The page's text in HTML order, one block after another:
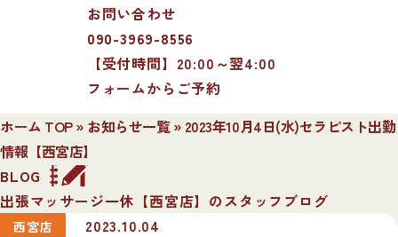
お問い合わせ
090-3969-8556
【受付時間】20:00～翌4:00
フォームからご予約
ホーム TOP» お知らせ一覧» 2023年10月4日(水)セラピスト出勤
情報【西宮店】
BLOG
出張マッサージ一休【西宮店】のスタッフブログ
西宮店 2023.10.04